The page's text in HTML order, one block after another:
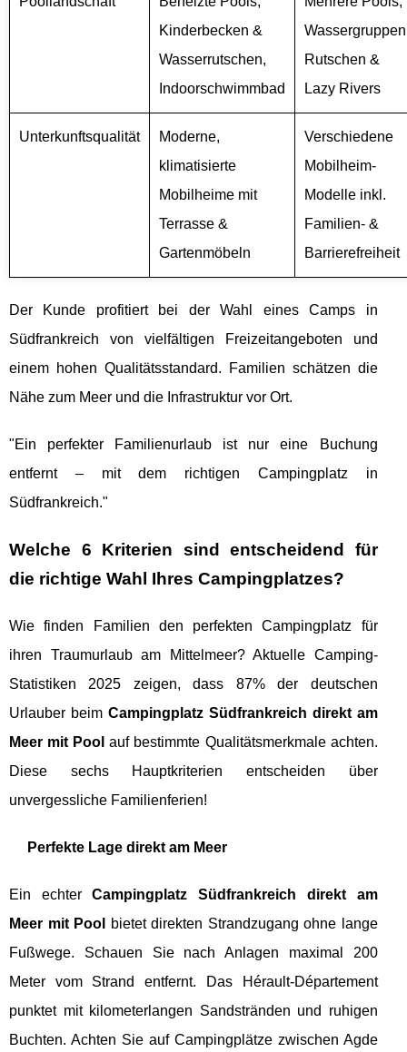
Kinderbecken &
Wasserrutschen,
Indoorschwimmbad
Rutschen &
Lazy Rivers
Unterkunftsqualität
Moderne,
klimatisierte
Mobilheime mit
Terrasse &
Gartenmöbeln
Verschiedene
Mobilheim-
Modelle inkl.
Familien- &
Barrierefreiheit
Der Kunde profitiert bei der Wahl eines Camps in
Südfrankreich von vielfältigen Freizeitangeboten und
einem hohen Qualitätsstandard. Familien schätzen die
Nähe zum Meer und die Infrastruktur vor Ort.
"Ein perfekter Familienurlaub ist nur eine Buchung
entfernt – mit dem richtigen Campingplatz in
Südfrankreich."
Welche 6 Kriterien sind entscheidend für
die richtige Wahl Ihres Campingplatzes?
Wie finden Familien den perfekten Campingplatz für
ihren Traumurlaub am Mittelmeer? Aktuelle Camping-
Statistiken 2025 zeigen, dass 87% der deutschen
Urlauber beim Campingplatz Südfrankreich direkt am
Meer mit Pool auf bestimmte Qualitätsmerkmale achten.
Diese sechs Hauptkriterien entscheiden über
unvergessliche Familienferien!
Perfekte Lage direkt am Meer
Ein echterCampingplatz Südfrankreich direkt am
Meer mit Pool
bietet direkten Strandzugang ohne lange
Fußwege. Schauen Sie nach Anlagen maximal 200
Meter vom Strand entfernt. Das Hérault-Département
punktet mit kilometerlangen Sandstränden und ruhigen
Buchten. Achten Sie auf Campingplätze zwischen Agde